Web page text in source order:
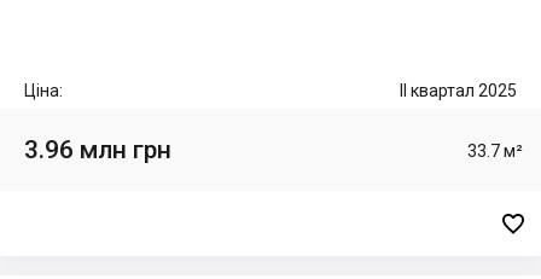
Ціна: II квартал 2025
3.96 млн грн 33.7 м²
